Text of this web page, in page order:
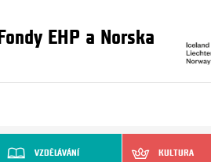
Fondy EHP a Norska
VZDĚLÁVÁNÍ KULTURA